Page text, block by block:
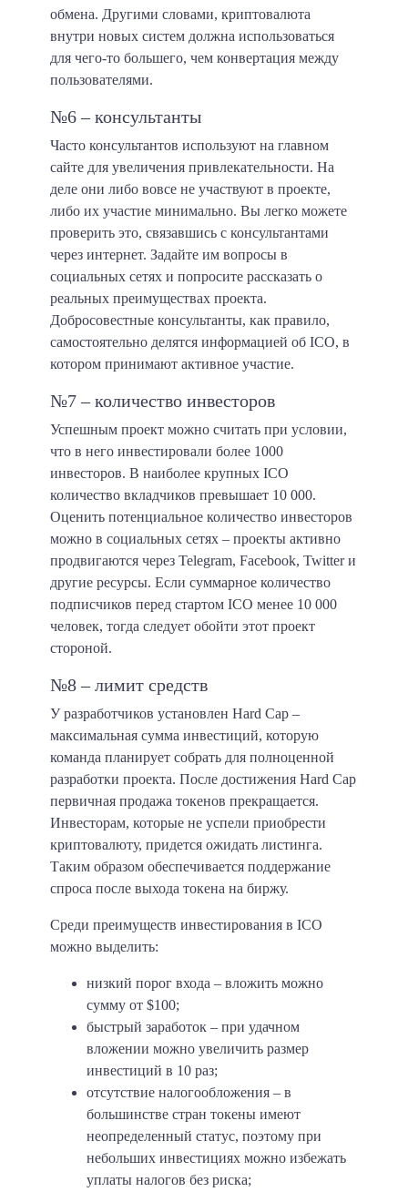
обмена. Другими словами, криптовалюта
внутри новых систем должна использоваться
для чего-то большего, чем конвертация между
пользователями.
№6 – консультанты
Часто консультантов используют на главном
сайте для увеличения привлекательности. На
деле они либо вовсе не участвуют в проекте,
либо их участие минимально. Вы легко можете
проверить это, связавшись с консультантами
через интернет. Задайте им вопросы в
социальных сетях и попросите рассказать о
реальных преимуществах проекта.
Добросовестные консультанты, как правило,
самостоятельно делятся информацией об ICO, в
котором принимают активное участие.
№7 – количество инвесторов
Успешным проект можно считать при условии,
что в него инвестировали более 1000
инвесторов. В наиболее крупных ICO
количество вкладчиков превышает 10 000.
Оценить потенциальное количество инвесторов
можно в социальных сетях – проекты активно
продвигаются через Telegram, Facebook, Twitter и
другие ресурсы. Если суммарное количество
подписчиков перед стартом ICO менее 10 000
человек, тогда следует обойти этот проект
стороной.
№8 – лимит средств
У разработчиков установлен Hard Cap –
максимальная сумма инвестиций, которую
команда планирует собрать для полноценной
разработки проекта. После достижения Hard Cap
первичная продажа токенов прекращается.
Инвесторам, которые не успели приобрести
криптовалюту, придется ожидать листинга.
Таким образом обеспечивается поддержание
спроса после выхода токена на биржу.
Среди преимуществ инвестирования в ICO
можно выделить:
низкий порог входа – вложить можно
сумму от $100;
быстрый заработок – при удачном
вложении можно увеличить размер
инвестиций в 10 раз;
отсутствие налогообложения – в
большинстве стран токены имеют
неопределенный статус, поэтому при
небольших инвестициях можно избежать
уплаты налогов без риска;